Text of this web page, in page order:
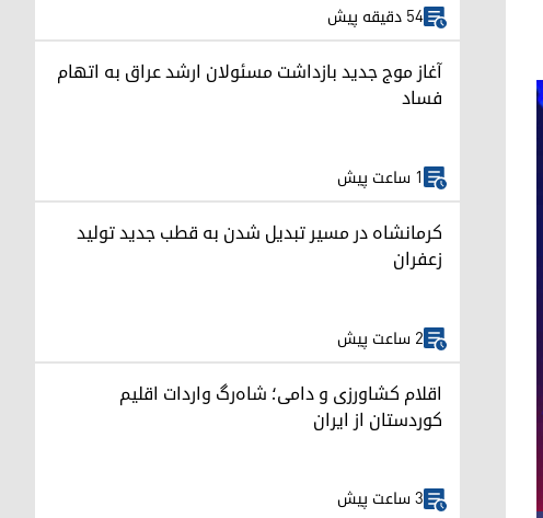
54 دقیقه پیش
آغاز موج جدید بازداشت مسئولان ارشد عراق به اتهام
فساد
1 ساعت پیش
کرمانشاه در مسیر تبدیل شدن به قطب جدید تولید
زعفران
2 ساعت پیش
اقلام کشاورزی و دامی؛ شاه‌رگ واردات اقلیم
کوردستان از ایران
3 ساعت پیش